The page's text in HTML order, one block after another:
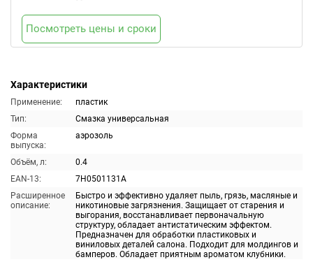
Характеристики
Применение:
пластик
Тип:
Смазка универсальная
Форма
выпуска:
аэрозоль
Объём, л:
0.4
EAN-13:
7H0501131A
Расширенное
описание:
Быстро и эффективно удаляет пыль, грязь, масляные и
никотиновые загрязнения. Защищает от старения и
выгорания, восстанавливает первоначальную
структуру, обладает антистатическим эффектом.
Предназначен для обработки пластиковых и
виниловых деталей салона. Подходит для молдингов и
бамперов. Обладает приятным ароматом клубники.
Посмотреть цены и сроки